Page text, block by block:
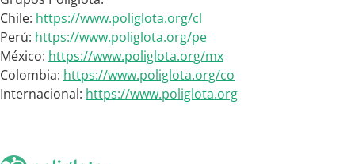
Chile: https://www.poliglota.org/cl
Perú: https://www.poliglota.org/pe
México: https://www.poliglota.org/mx
Colombia: https://www.poliglota.org/co
Internacional: https://www.poliglota.org